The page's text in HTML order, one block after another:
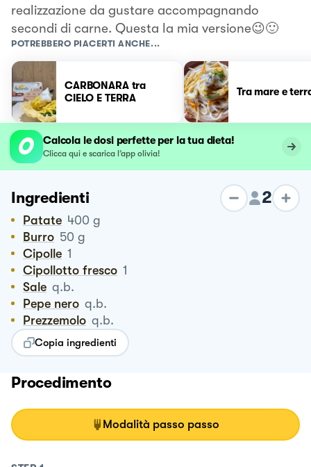
realizzazione da gustare accompagnando
secondi di carne. Questa la mia versione😉🙂
POTREBBERO PIACERTI ANCHE...
CARBONARA tra
CIELO E TERRA
Tra mare e
Calcola le dosi perfette per la tua dieta!
Clicca qui e scarica l’app olivia!
Ingredienti 2
Patate 400 g
Burro 50 g
Cipolle 1
Cipollotto fresco 1
Sale q.b.
Pepe nero q.b.
Prezzemolo q.b.
Copia ingredienti
Procedimento
Modalità passo passo